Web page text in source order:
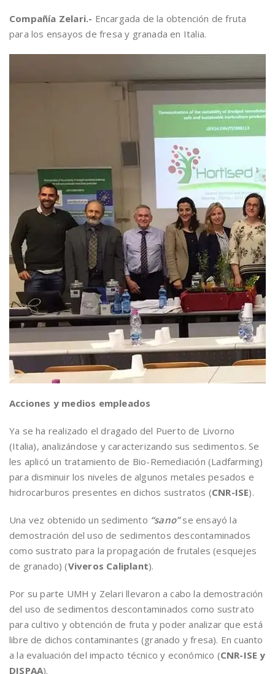
Compañía Zelari.- Encargada de la obtención de fruta
para los ensayos de fresa y granada en Italia.
Acciones y medios empleados
Ya se ha realizado el dragado del Puerto de Livorno
(Italia), analizándose y caracterizando sus sedimentos. Se
les aplicó un tratamiento de Bio-Remediación (Ladfarming)
para disminuir los niveles de algunos metales pesados e
hidrocarburos presentes en dichos sustratos (CNR-ISE).
Una vez obtenido un sedimento “sano”se ensayó la
demostración del uso de sedimentos descontaminados
como sustrato para la propagación de frutales (esquejes
de granado) (Viveros Caliplant).
Por su parte UMH y Zelari llevaron a cabo la demostración
del uso de sedimentos descontaminados como sustrato
para cultivo y obtención de fruta y poder analizar que está
libre de dichos contaminantes (granado y fresa). En cuanto
a la evaluación del impacto técnico y económico (CNR-ISE y
DISPAA).